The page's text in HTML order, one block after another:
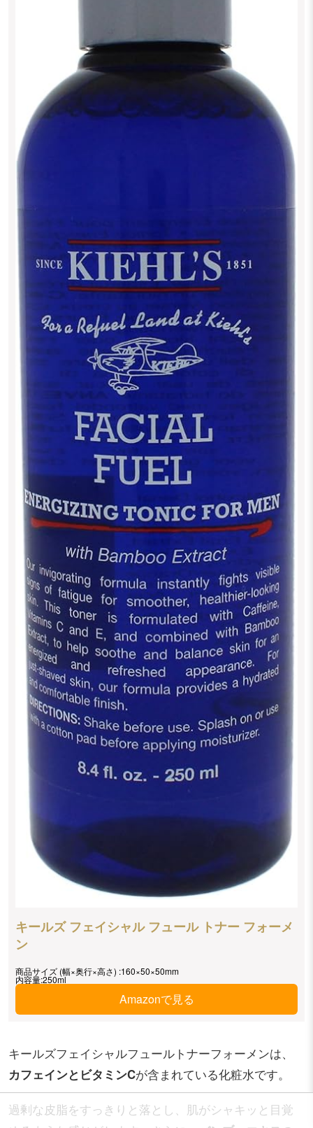
キールズ フェイシャル フュール トナー フォーメ
ン
商品サイズ (幅×奥行×高さ) :160×50×50mm
内容量:250ml
Amazonで見る
キールズフェイシャルフュールトナーフォーメンは、
カフェインとビタミンCが含まれている化粧水です。
過剰な皮脂をすっきりと落とし、肌がシャキッと目覚